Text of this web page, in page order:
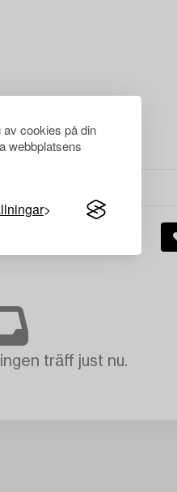
cookies på din
webbplatsens
träff just nu.